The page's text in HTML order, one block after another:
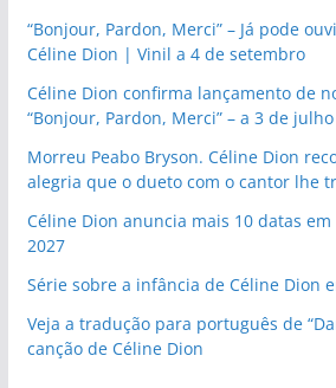
“Bonjour, Pardon, Merci” – Já pode
Céline Dion | Vinil a 4 de setembro
Céline Dion confirma lançamento de
“Bonjour, Pardon, Merci” – a 3 de julho
Morreu Peabo Bryson. Céline Dion
alegria que o dueto com o cantor lhe
Céline Dion anuncia mais 10 datas
2027
Série sobre a infância de Céline Dion
Veja a tradução para português de
canção de Céline Dion